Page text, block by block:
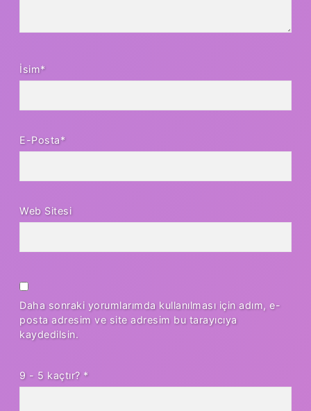
İsim*
E-Posta*
Web Sitesi
Daha sonraki yorumlarımda kullanılması için adım, e-
posta adresim ve site adresim bu tarayıcıya
kaydedilsin.
9 - 5 kaçtır? *